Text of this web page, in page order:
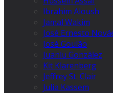
Ibrahim Aloush
Jamal Wakim
José Ernesto
José Goulão
Juanlu González
Kit Klarenberg
Jeffrey St. Clair
Julia Kassem